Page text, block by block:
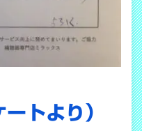
トより）